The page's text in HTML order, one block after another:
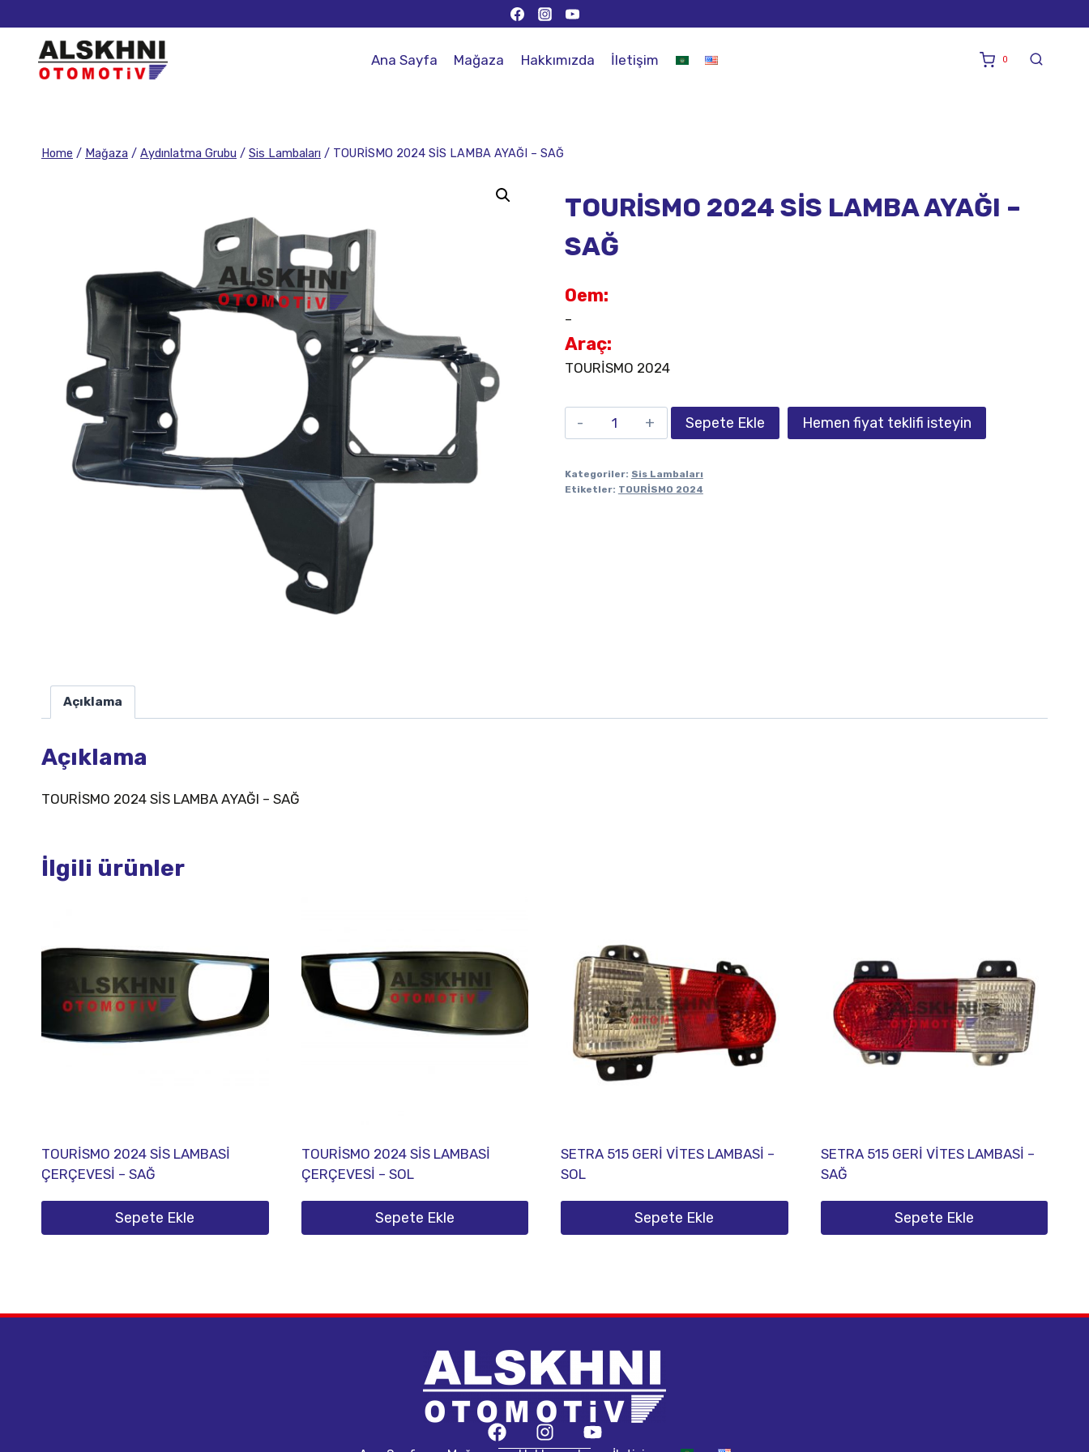
Ana Sayfa Mağaza Hakkımızda İletişim 0
Home / Mağaza / Aydınlatma Grubu / Sis Lambaları / TOURİSMO 2024 SİS LAMBA AYAĞI – SAĞ
TOURİSMO 2024 SİS LAMBA AYAĞI –
SAĞ
Oem:
–
Araç:
TOURİSMO 2024
Sepete Ekle Hemen fiyat teklifi isteyin
Kategoriler: Sis Lambaları
Etiketler: TOURİSMO 2024
Açıklama
Açıklama
TOURİSMO 2024 SİS LAMBA AYAĞI – SAĞ
İlgili ürünler
TOURİSMO 2024 SİS LAMBASİ
ÇERÇEVESİ – SAĞ
Sepete Ekle
TOURİSMO 2024 SİS LAMBASİ
ÇERÇEVESİ – SOL
Sepete Ekle
SETRA 515 GERİ VİTES LAMBASİ –
SOL
Sepete Ekle
SETRA 515 GERİ VİTES LAMBASİ –
SAĞ
Sepete Ekle